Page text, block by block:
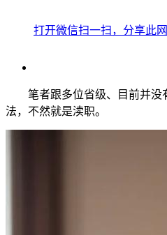
打开微信扫一扫，分享此
笔者跟多位省级、目前并没有
法，不然就是渎职。